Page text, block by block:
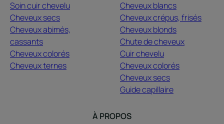
Soin cuir chevelu
Cheveux secs
Cheveux abimés,
cassants
Cheveux colorés
Cheveux ternes
Cheveux blancs
Cheveux crépus, frisés
Cheveux blonds
Chute de cheveux
Cuir chevelu
Cheveux colorés
Cheveux secs
Guide capillaire
À PROPOS